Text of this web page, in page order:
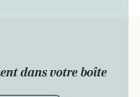
dans votre boîte